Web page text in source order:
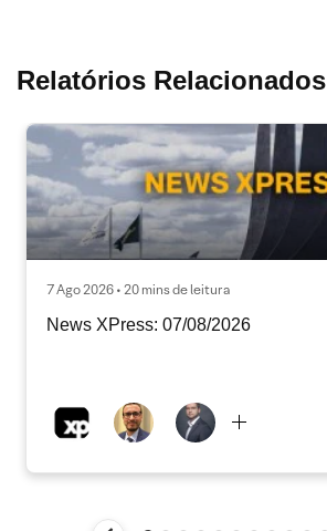
Relatórios Relacionados
7 Ago 2026 • 20 mins de leitura
News XPress: 07/08/2026